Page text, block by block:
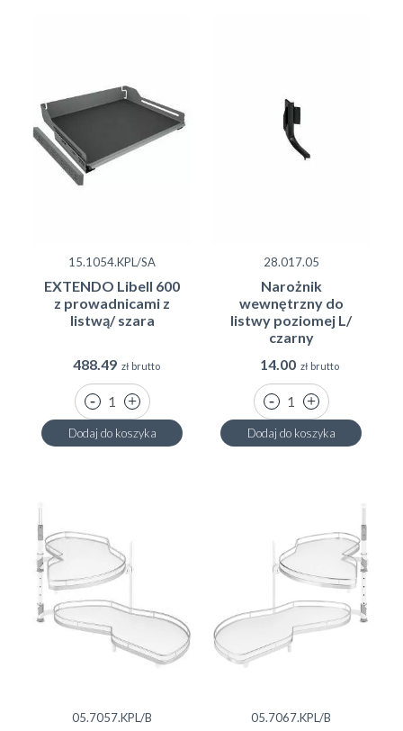
15.1054.KPL/SA
EXTENDO Libell 600
z prowadnicami z
listwą/ szara
488.49 zł brutto
Dodaj do koszyka
28.017.05
Narożnik
wewnętrzny do
listwy poziomej L/
czarny
14.00 zł brutto
Dodaj do koszyka
05.7057.KPL/B 05.7067.KPL/B